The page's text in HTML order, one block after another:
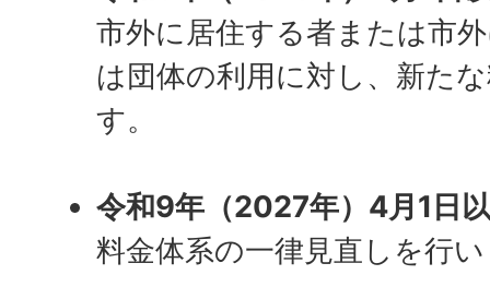
市外に居住する者または市
は団体の利用に対し、新た
す。
令和9年（2027年）4月1日
料金体系の一律見直しを行